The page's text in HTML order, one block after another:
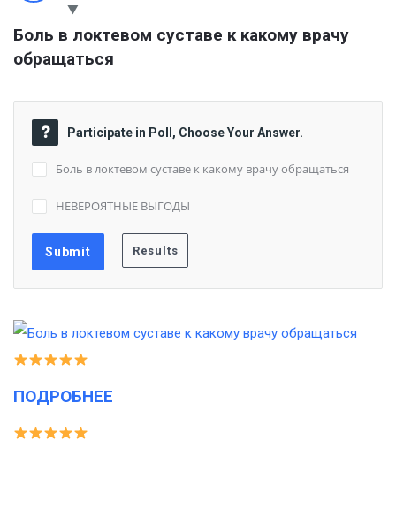
Боль в локтевом суставе к какому врачу
обращаться
Participate in Poll, Choose Your Answer.
Боль в локтевом суставе к какому врачу обращаться
НЕВЕРОЯТНЫЕ ВЫГОДЫ
ПОДРОБНЕЕ